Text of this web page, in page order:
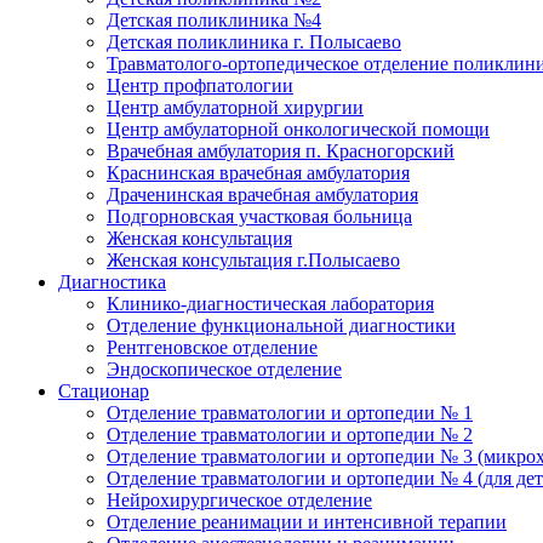
Детская поликлиника №4
Детская поликлиника г. Полысаево
Травматолого-ортопедическое отделение
Центр профпатологии
Центр амбулаторной хирургии
Центр амбулаторной онкологической помощи
Врачебная амбулатория п. Красногорский
Краснинская врачебная амбулатория
Драченинская врачебная амбулатория
Подгорновская участковая больница
Женская консультация
Женская консультация г.Полысаево
Диагностика
Клинико-диагностическая лаборатория
Отделение функциональной диагностики
Рентгеновское отделение
Эндоскопическое отделение
Стационар
Отделение травматологии и ортопедии № 1
Отделение травматологии и ортопедии № 2
Отделение травматологии и ортопедии № 3
Отделение травматологии и ортопедии № 4 (для
Нейрохирургическое отделение
Отделение реанимации и интенсивной терапии